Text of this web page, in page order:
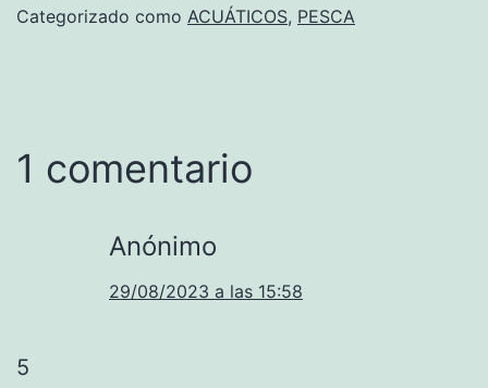
Categorizado como ACUÁTICOS, PESCA
1 comentario
Anónimo
29/08/2023 a las 15:58
5